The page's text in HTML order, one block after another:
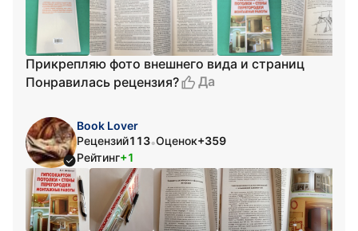
Прикрепляю фото внешнего вида и страниц
Понравилась рецензия?
Да
Book Lover
Рецензий113•Оценок+359
Рейтинг+1